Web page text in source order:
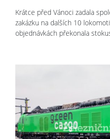
Krátce před Vánoci zadala
zakázku na dalších 10
objednávkách překonala